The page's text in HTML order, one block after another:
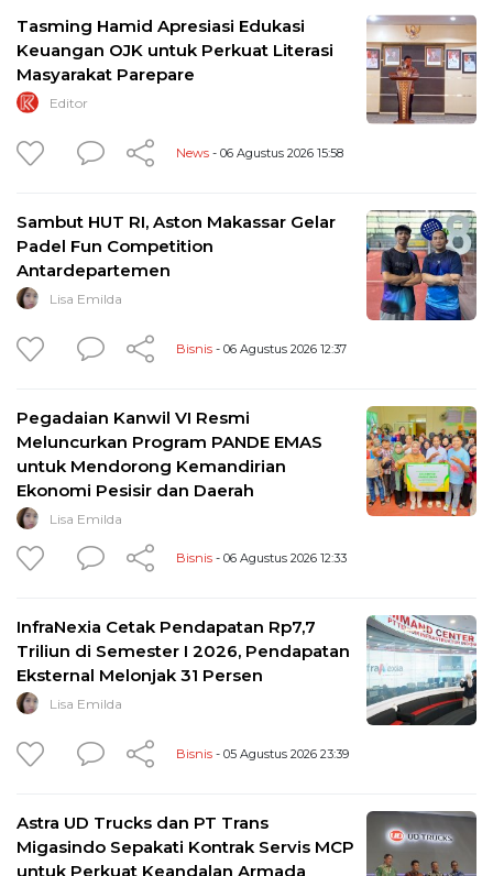
Tasming Hamid Apresiasi Edukasi
Keuangan OJK untuk Perkuat Literasi
Masyarakat Parepare
Editor
News - 06 Agustus 2026 15:58
Sambut HUT RI, Aston Makassar Gelar
Padel Fun Competition
Antardepartemen
Lisa Emilda
Bisnis - 06 Agustus 2026 12:37
Pegadaian Kanwil VI Resmi
Meluncurkan Program PANDE EMAS
untuk Mendorong Kemandirian
Ekonomi Pesisir dan Daerah
Lisa Emilda
Bisnis - 06 Agustus 2026 12:33
InfraNexia Cetak Pendapatan Rp7,7
Triliun di Semester I 2026, Pendapatan
Eksternal Melonjak 31 Persen
Lisa Emilda
Bisnis - 05 Agustus 2026 23:39
Astra UD Trucks dan PT Trans
Migasindo Sepakati Kontrak Servis MCP
untuk Perkuat Keandalan Armada